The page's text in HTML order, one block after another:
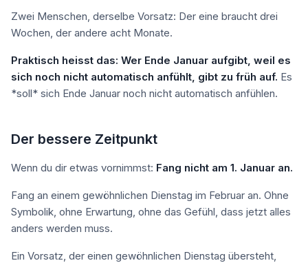
Zwei Menschen, derselbe Vorsatz: Der eine braucht drei
Wochen, der andere acht Monate.
Praktisch heisst das: Wer Ende Januar aufgibt, weil es
sich noch nicht automatisch anfühlt, gibt zu früh auf. Es
*soll* sich Ende Januar noch nicht automatisch anfühlen.
Der bessere Zeitpunkt
Wenn du dir etwas vornimmst: Fang nicht am 1. Januar an.
Fang an einem gewöhnlichen Dienstag im Februar an. Ohne
Symbolik, ohne Erwartung, ohne das Gefühl, dass jetzt alles
anders werden muss.
Ein Vorsatz, der einen gewöhnlichen Dienstag übersteht,